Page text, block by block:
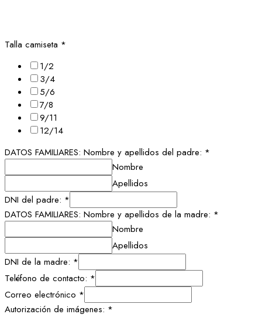
Talla camiseta *
1/2
3/4
5/6
7/8
9/11
12/14
DATOS FAMILIARES: Nombre y apellidos del padre: *
Nombre
Apellidos
DNI del padre: *
DATOS FAMILIARES: Nombre y apellidos de la madre: *
Nombre
Apellidos
DNI de la madre: *
Teléfono de contacto: *
Correo electrónico *
Autorización de imágenes: *